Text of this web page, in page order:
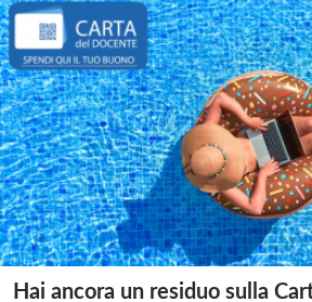
Hai ancora un residuo sulla